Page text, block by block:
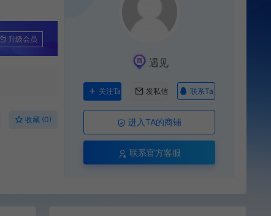
升级会员
收藏 (0)
遇见
关注Ta 发私信 联系Ta
进入TA的商铺
联系官方客服